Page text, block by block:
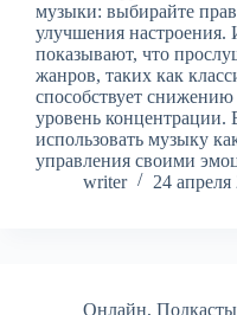
музыки: выбирайте
улучшения настроения.
показывают, что
жанров, таких как
способствует
уровень
использовать музыку
управления своими
writer
24 апреля
Онлайн, Подкасты